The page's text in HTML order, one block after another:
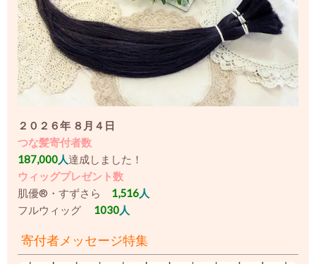
２０２６年 ８月４日
つな髪寄付者数
187,000人達成しました！
ウィッグプレゼント数
肌優®・すずさら 1,516人
フルウィッグ 1030人
寄付者メッセージ特集